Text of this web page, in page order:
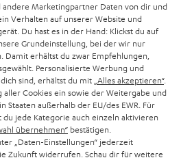
03/2022
Mehr...
Real Blue NC aller Zeiten!“
Marketingpartner Daten von dir und
Verhalten auf unserer Website und
Du hast es in der Hand: Klickst du auf
Grundeinstellung, bei der wir nur
erhältst du zwar Empfehlungen,
Personalisierte Werbung und
sind, erhältst du mit „Alles akzeptieren“.
Cookies ein sowie der Weitergabe und
außerhalb der EU/des EWR. Für
jede Kategorie auch einzeln aktivieren
übernehmen“ bestätigen.
„Daten-Einstellungen“ jederzeit
Zukunft widerrufen. Schau dir für weitere